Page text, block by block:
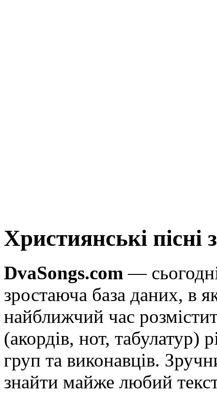
Християнські пісні
DvaSongs.com —
зростаюча база даних, в
найближчий час
(акордів, нот, табулатур)
груп та виконавців.
знайти майже любий